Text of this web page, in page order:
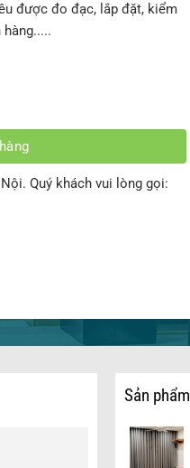
được đo đạc, lắp đặt, kiểm
Quý khách vui lòng gọi:
Sản